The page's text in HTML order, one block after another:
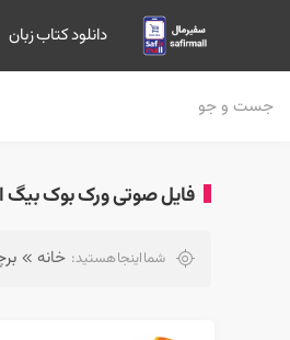
دانلود کتاب زبان
فایل صوتی ورک بوک بیگ
شما اینجا هستید: خانه